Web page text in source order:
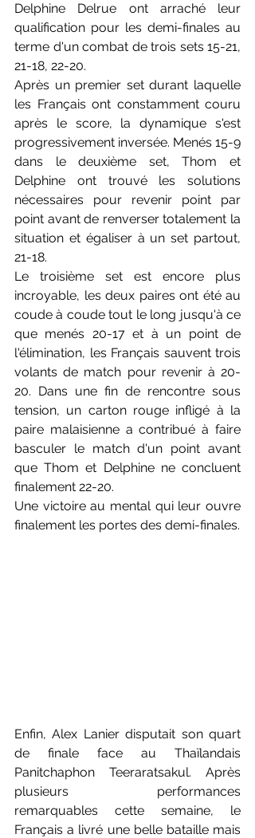
Delphine Delrue ont arraché leur
qualification pour les demi-finales au
terme d'un combat de trois sets 15-21,
21-18, 22-20.
Après un premier set durant laquelle
les Français ont constamment couru
après le score, la dynamique s'est
progressivement inversée. Menés 15-9
dans le deuxième set, Thom et
Delphine ont trouvé les solutions
nécessaires pour revenir point par
point avant de renverser totalement la
situation et égaliser à un set partout,
21-18.
Le troisième set est encore plus
incroyable, les deux paires ont été au
coude à coude tout le long jusqu'à ce
que menés 20-17 et à un point de
l'élimination, les Français sauvent trois
volants de match pour revenir à 20-
20. Dans une fin de rencontre sous
tension, un carton rouge infligé à la
paire malaisienne a contribué à faire
basculer le match d'un point avant
que Thom et Delphine ne concluent
finalement 22-20.
Une victoire au mental qui leur ouvre
finalement les portes des demi-finales.
Enfin, Alex Lanier disputait son quart
de finale face au Thaïlandais
Panitchaphon Teeraratsakul. Après
plusieurs performances
remarquables cette semaine, le
Français a livré une belle bataille mais